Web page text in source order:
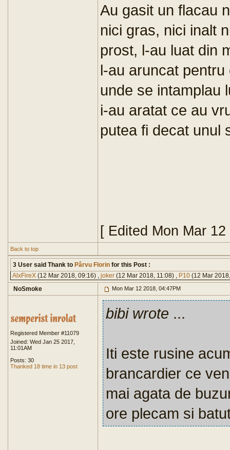
Au gasit un flacau
nici gras, nici inalt
prost, l-au luat din
l-au aruncat
unde se intamplau
i-au aratat ce au
putea fi decat unul
[ Edited Mon Mar
Back to top
3 User said Thank to Pârvu Florin for this Post :
AlxFireX (12 Mar 2018, 09:16) , joker (12 Mar 2018, 11:08) , P10 (12 Mar
NoSmoke
Mon Mar 12 2018, 04:47PM
Registered Member #11079
Joined: Wed Jan 25 2017,
11:01AM
Posts: 30
Thanked 18 time in 13 post
bibi wrote ...
Iti este rusine
brancardier ce
mai agata de
ore plecam si